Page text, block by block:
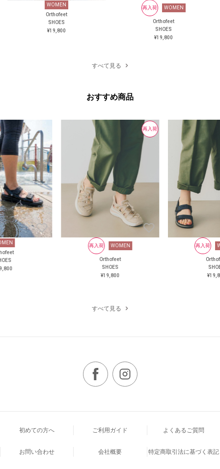
WOMEN
Orthofeet
SHOES
¥19,800
再入荷 WOMEN
Orthofeet
SHOES
¥19,800
すべて見る
WOMEN
Orthofeet
SHOES
¥19,800
再入荷 WOMEN
Orthofeet
SHOES
¥19,800
おすすめ商品
再入荷
再入荷 WOMEN
Orthofeet
SHOES
¥19,800
再入荷
すべて見る
初めての方へ ご利用ガイド よくあるご質問
お問い合わせ 会社概要 特定商取引法に基づく表記